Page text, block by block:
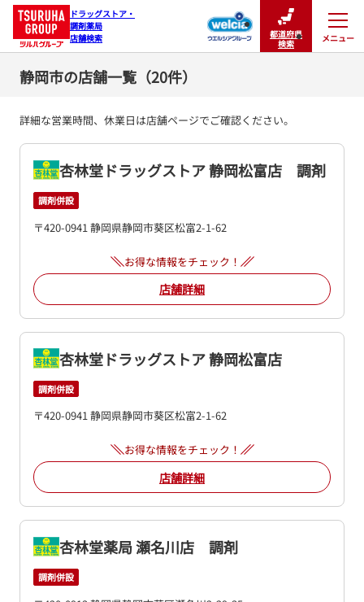
ドラッグストア・
調剤薬局
店舗検索
都道府県
検索
メニュー
閉じる
静岡市の店舗一覧（20件）
詳細な営業時間、休業日は店舗ページでご確認ください。
杏林堂ドラッグストア 静岡松富店 調剤
調剤併設
〒420-0941 静岡県静岡市葵区松富2-1-62
お得な情報をチェック！
店舗詳細
杏林堂ドラッグストア 静岡松富店
調剤併設
〒420-0941 静岡県静岡市葵区松富2-1-62
お得な情報をチェック！
店舗詳細
杏林堂薬局 瀬名川店 調剤
調剤併設